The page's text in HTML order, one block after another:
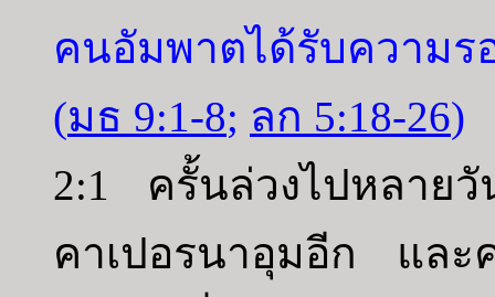
คนอัมพาตได้รับความร
(มธ 9:1-8; ลก 5:18-26)
2:1 ครั้นล่วงไปหลายวั
คาเปอรนาอุมอีก และ